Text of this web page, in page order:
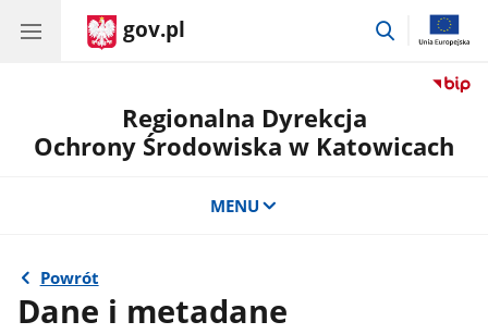
gov.pl
przejdź
Regionalna Dyrekcja
Ochrony Środowiska w Katowicach
MENU
Powrót
Dane i metadane